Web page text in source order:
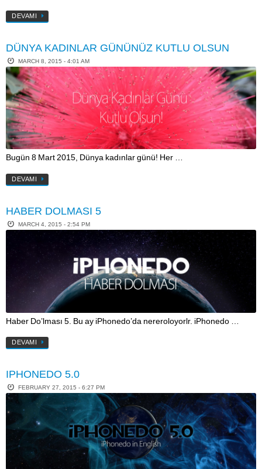
DEVAMI
DÜNYA KADINLAR GÜNÜNÜZ KUTLU OLSUN
MARCH 8, 2015 - 4:01 AM
Bugün 8 Mart 2015, Dünya kadınlar günü! Her …
DEVAMI
HABER DOLMASI 5
MARCH 4, 2015 - 2:54 PM
Haber Do’lması 5. Bu ay iPhonedo’da nereroloyorlr. iPhonedo …
DEVAMI
IPHONEDO 5.0
FEBRUARY 27, 2015 - 6:27 PM